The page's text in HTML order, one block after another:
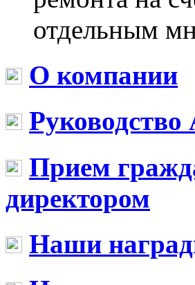
отдельным
О компании
Прием
директором
Наши